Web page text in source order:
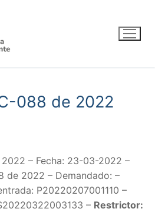
088 de 2022
– Fecha: 23-03-2022 –
de 2022 – Demandado: –
P20220207001110 –
– Restrictor: